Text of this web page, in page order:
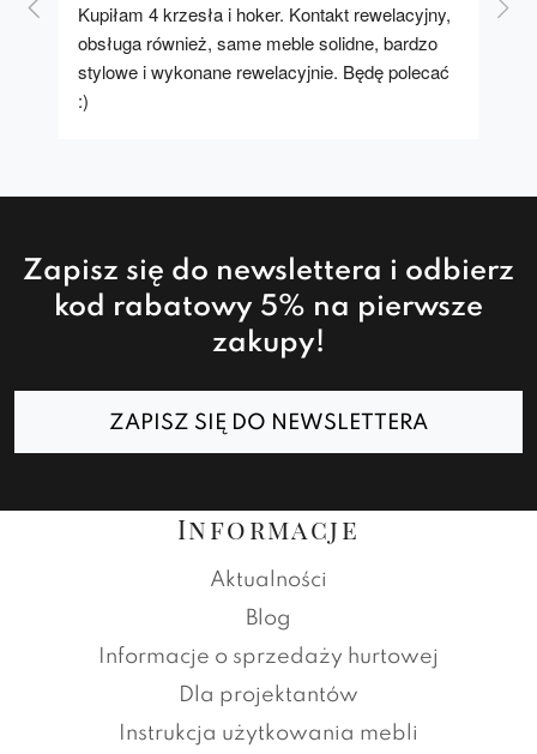
Kupiłam 4 krzesła i hoker. Kontakt rewelacyjny,
obsługa również, same meble solidne, bardzo
stylowe i wykonane rewelacyjnie. Będę polecać
:)
A
Zapisz się do newslettera i odbierz
kod rabatowy 5% na pierwsze
zakupy!
ZAPISZ SIĘ DO NEWSLETTERA
Informacje
Aktualności
Blog
Informacje o sprzedaży hurtowej
Dla projektantów
Instrukcja użytkowania mebli